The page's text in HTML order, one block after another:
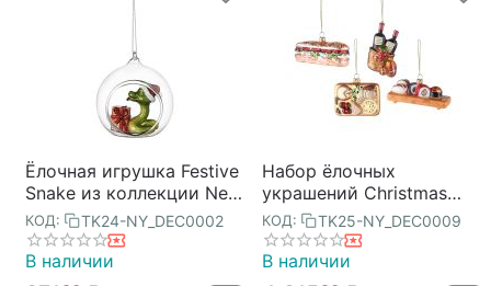
Ёлочная игрушка Festive
Snake из коллекции New
Year Essential, Tkano
КОД: TK24-NY_DEC0002
В наличии
Набор ёлочных
украшений Christmas
feast коллекции New
Year Essential, Tkano
КОД: TK25-NY_DEC0009
В наличии